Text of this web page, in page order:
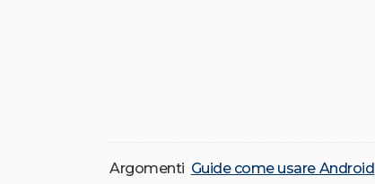
Argomenti Guide come usare Android